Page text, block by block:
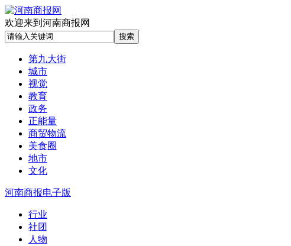
欢迎来到河南商报网
第九大街
城市
视觉
教育
政务
正能量
商贸物流
美食圈
地市
文化
河南商报电子版
行业
社团
人物